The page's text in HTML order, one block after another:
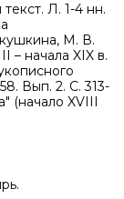
Л. 1-4 нн.
М. В.
– начала XIX в.
Вып. 2. С. 313-
(начало XVIII